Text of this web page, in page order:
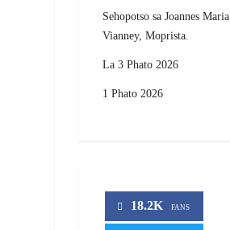
Sehopotso sa Joannes Maria
Vianney, Moprista.
La 3 Phato 2026
1 Phato 2026
18.2K FANS